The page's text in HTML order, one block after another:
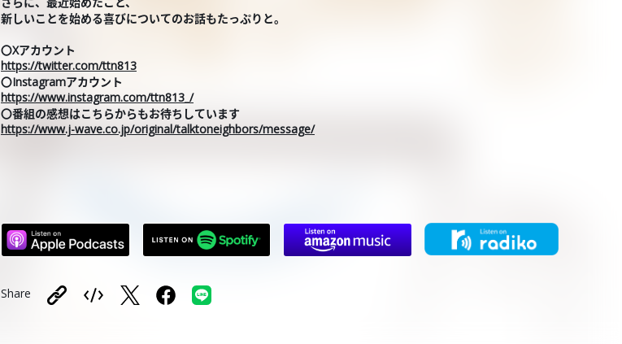
新しいことを始める喜びについてのお話もたっぷりと。
〇Xアカウント
https://twitter.com/ttn813
〇Instagramアカウント
https://www.instagram.com/ttn813_/
〇番組の感想はこちらからもお待ちしています
https://www.j-wave.co.jp/original/talktoneighbors/message/
Share